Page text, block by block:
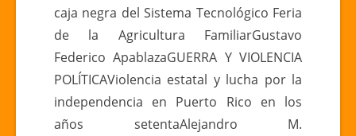
caja negra del Sistema Tecnológico Feria
de la Agricultura FamiliarGustavo
Federico ApablazaGUERRA Y VIOLENCIA
POLÍTICAViolencia estatal y lucha por la
independencia en Puerto Rico en los
años setentaAlejandro M.